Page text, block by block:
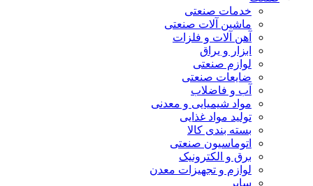
خدمات صنعتی
ماشین آلات صنعتی
آهن آلات و فلزات
ابزار و یراق
لوازم صنعتی
ضایعات صنعتی
آب و فاضلاب
مواد شیمیایی و معدنی
تولید مواد غذایی
بسته بندی کالا
اتوماسیون صنعتی
برق و الکترونیک
لوازم و تجهیزات معدن
سایر